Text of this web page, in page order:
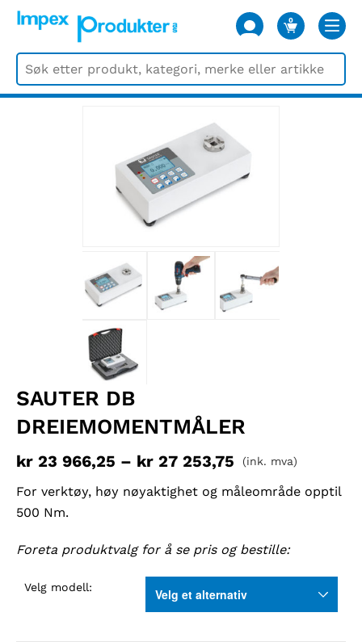
0
VARER
SAUTER DB
DREIEMOMENTMÅLER
kr 23 966,25 – kr 27 253,75 (ink. mva)
For verktøy, høy nøyaktighet og måleområde opptil
500 Nm.
Foreta produktvalg for å se pris og bestille:
Velg modell: